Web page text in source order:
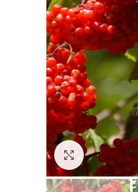
Click to enlarge